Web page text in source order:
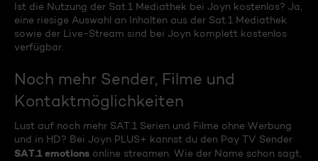
Ist die Nutzung der Sat.1 Mediathek bei Joyn kostenlos? Ja,
eine riesige Auswahl an Inhalten aus der Sat.1 Mediathek
sowie der Live-Stream sind bei Joyn komplett kostenlos
verfügbar.
Noch mehr Sender, Filme und
Kontaktmöglichkeiten
Lust auf noch mehr SAT.1 Serien und Filme ohne Werbung
und in HD? Bei Joyn PLUS+ kannst du den Pay TV Sender
SAT.1 emotions online streamen. Wie der Name schon sagt,